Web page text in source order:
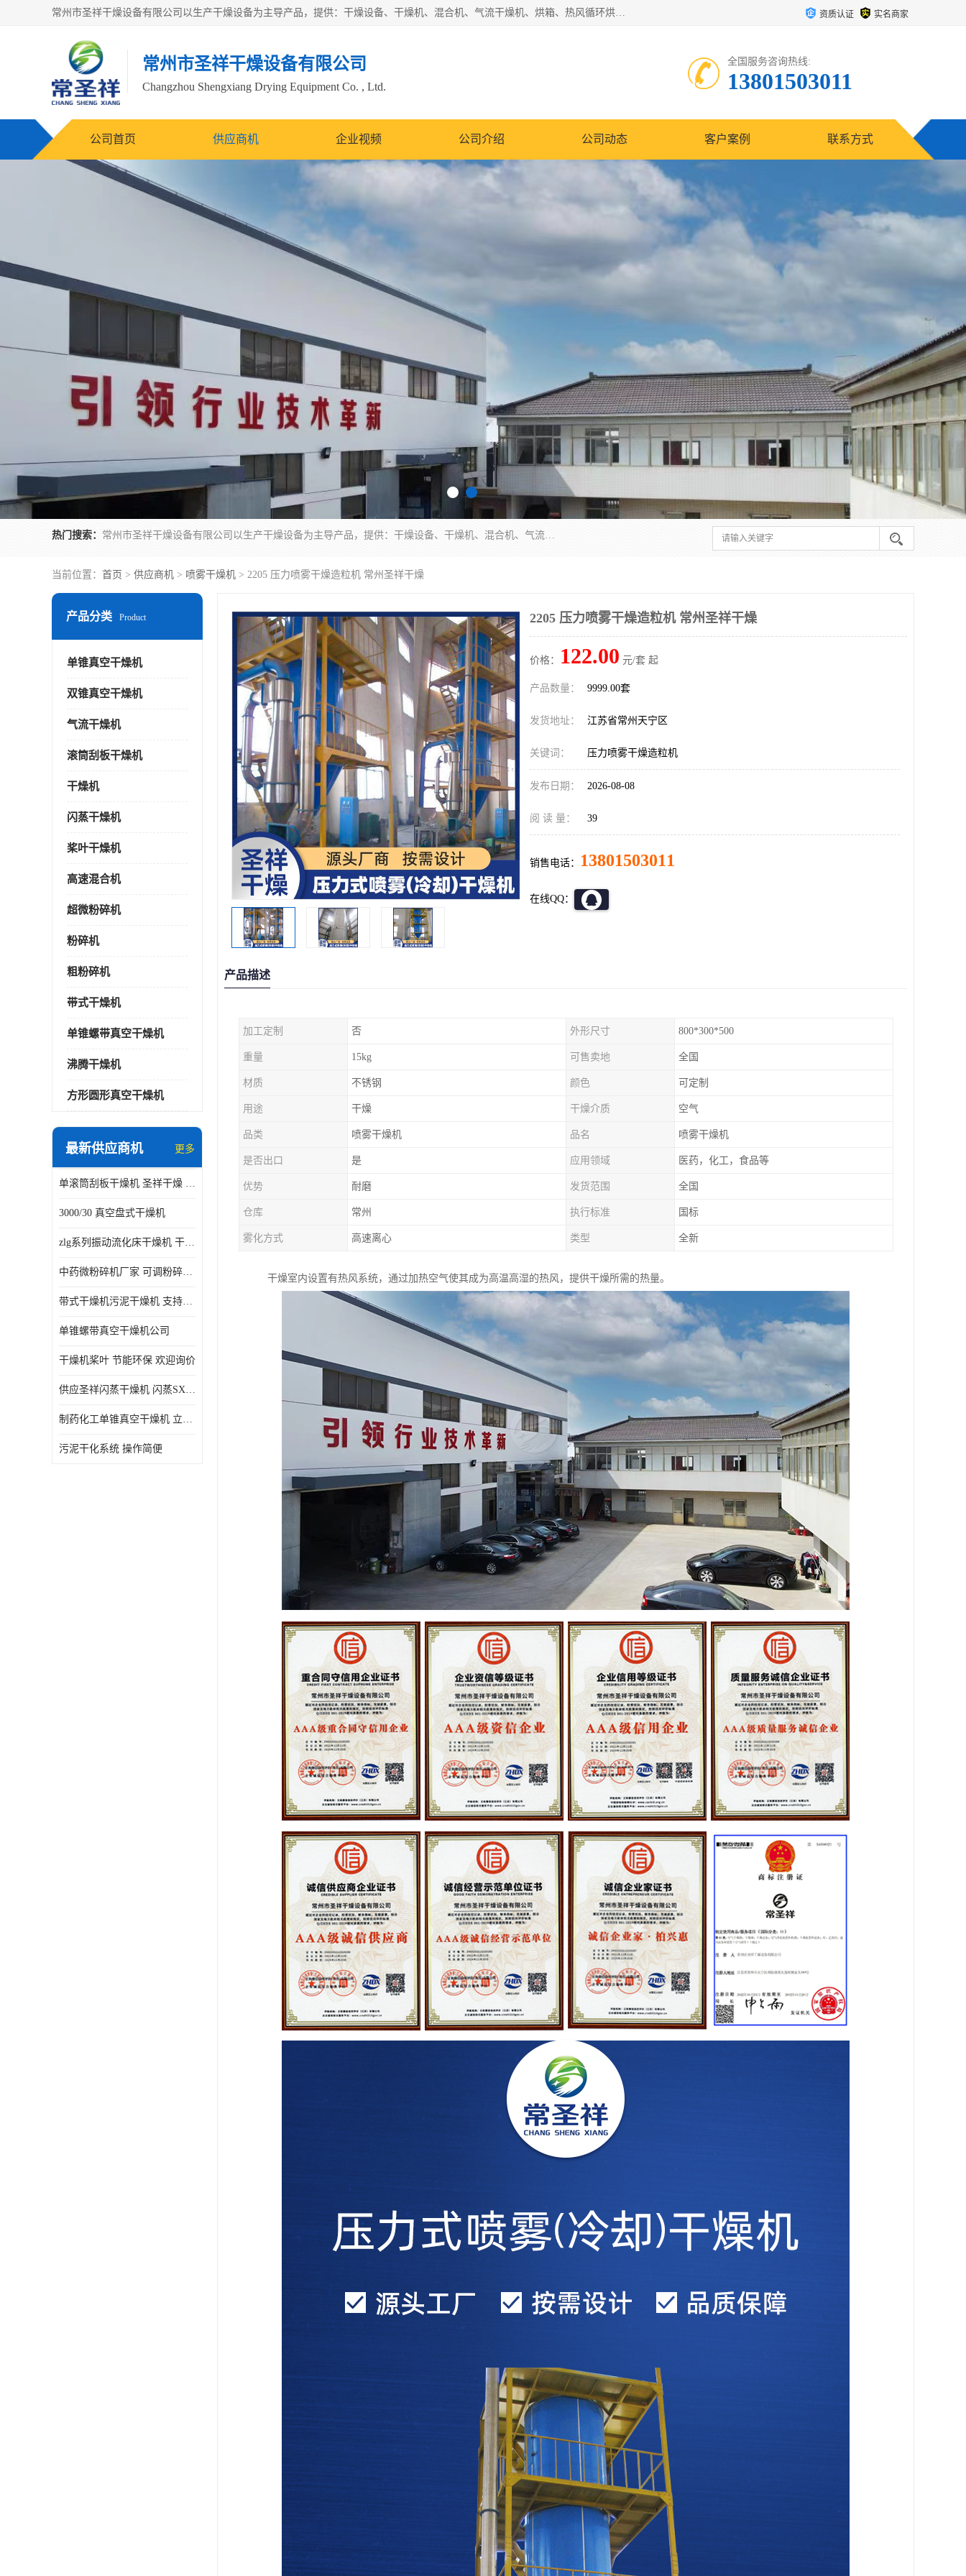
常州市圣祥干燥设备有限公司以生产干燥设备为主导产品，提供：干燥设备、干燥机、混合机、气流干燥机、烘箱、热风循环烘箱、沸腾干燥机、烘干机、喷雾干燥机等产品的生产、制造与销售服务。 资质认证 实名商家
常州市圣祥干燥设备有限公司
Changzhou Shengxiang Drying Equipment Co. , Ltd.
全国服务咨询热线:
13801503011
公司首页 供应商机 企业视频 公司介绍 公司动态 客户案例 联系方式
热门搜索： 常州市圣祥干燥设备有限公司以生产干燥设备为主导产品，提供：干燥设备、干燥机、混合机、气流干燥机、烘箱、热风循环烘箱、沸腾干燥机、烘干机、喷雾干燥机等产品的生产、制造与销售服务。
当前位置： 首页 > 供应商机 > 喷雾干燥机 > 2205 压力喷雾干燥造粒机 常州圣祥干燥
产品分类 Product
单锥真空干燥机
双锥真空干燥机
气流干燥机
滚筒刮板干燥机
干燥机
闪蒸干燥机
桨叶干燥机
高速混合机
超微粉碎机
粉碎机
粗粉碎机
带式干燥机
单锥螺带真空干燥机
沸腾干燥机
方形圆形真空干燥机
最新供应商机 更多
单滚筒刮板干燥机 圣祥干燥 单辊
3000/30 真空盘式干燥机
zlg系列振动流化床干燥机 干燥速率 粉体干燥
中药微粉碎机厂家 可调粉碎粒度
带式干燥机污泥干燥机 支持定制 价格优惠
单锥螺带真空干燥机公司
干燥机桨叶 节能环保 欢迎询价
供应圣祥闪蒸干燥机 闪蒸SXG-16型干燥机
制药化工单锥真空干燥机 立式锥形螺带搅拌式真空烘干机
污泥干化系统 操作简便
2205 压力喷雾干燥造粒机 常州圣祥干燥
价格： 122.00 元/套 起
产品数量： 9999.00套
发货地址： 江苏省常州天宁区
关键词： 压力喷雾干燥造粒机
发布日期： 2026-08-08
阅 读 量： 39
销售电话： 13801503011
在线QQ：
产品描述
加工定制 否 外形尺寸 800*300*500
重量 15kg 可售卖地 全国
材质 不锈钢 颜色 可定制
用途 干燥 干燥介质 空气
品类 喷雾干燥机 品名 喷雾干燥机
是否出口 是 应用领域 医药，化工，食品等
优势 耐磨 发货范围 全国
仓库 常州 执行标准 国标
雾化方式 高速离心 类型 全新
干燥室内设置有热风系统，通过加热空气使其成为高温高湿的热风，提供干燥所需的热量。